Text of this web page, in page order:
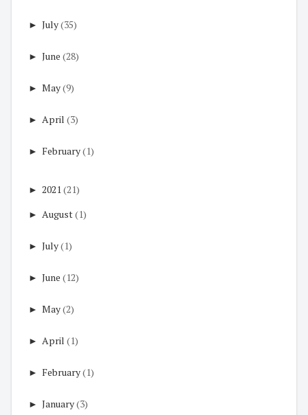
► July(35)
► June (28)
► May(9)
► April (3)
► February(1)
► 2021(21)
► August(1)
► July(1)
► June (12)
► May(2)
► April (1)
► February(1)
► January(3)